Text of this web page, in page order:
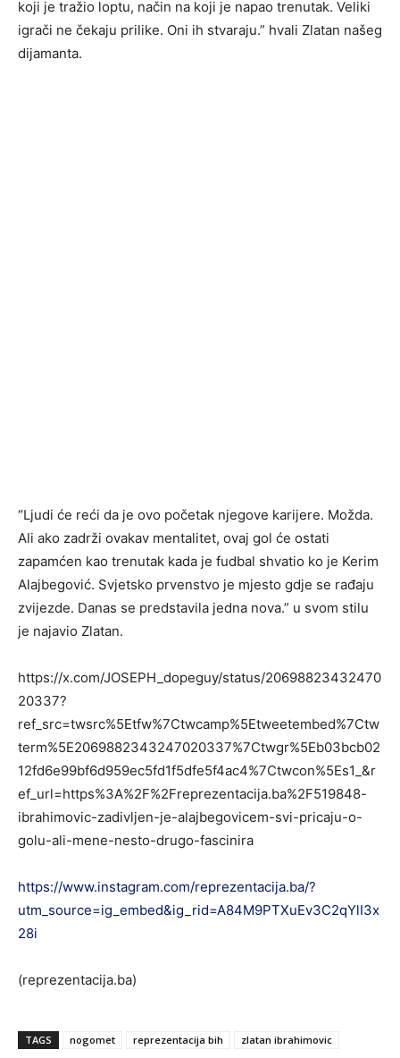
koji je tražio loptu, način na koji je napao trenutak. Veliki
igrači ne čekaju prilike. Oni ih stvaraju.” hvali Zlatan našeg
dijamanta.
“Ljudi će reći da je ovo početak njegove karijere. Možda.
Ali ako zadrži ovakav mentalitet, ovaj gol će ostati
zapamćen kao trenutak kada je fudbal shvatio ko je Kerim
Alajbegović. Svjetsko prvenstvo je mjesto gdje se rađaju
zvijezde. Danas se predstavila jedna nova.” u svom stilu
je najavio Zlatan.
https://x.com/JOSEPH_dopeguy/status/20698823432470
20337?
ref_src=twsrc%5Etfw%7Ctwcamp%5Etweetembed%7Ctw
term%5E2069882343247020337%7Ctwgr%5Eb03bcb02
12fd6e99bf6d959ec5fd1f5dfe5f4ac4%7Ctwcon%5Es1_&r
ef_url=https%3A%2F%2Freprezentacija.ba%2F519848-
ibrahimovic-zadivljen-je-alajbegovicem-svi-pricaju-o-
golu-ali-mene-nesto-drugo-fascinira
https://www.instagram.com/reprezentacija.ba/?
utm_source=ig_embed&ig_rid=A84M9PTXuEv3C2qYlI3x
28i
(reprezentacija.ba)
TAGS nogomet reprezentacija bih zlatan ibrahimovic